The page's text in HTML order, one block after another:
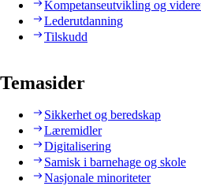
Kompetanseutvikling og
Lederutdanning
Tilskudd
Temasider
Sikkerhet og beredskap
Læremidler
Digitalisering
Samisk i barnehage og skole
Nasjonale minoriteter